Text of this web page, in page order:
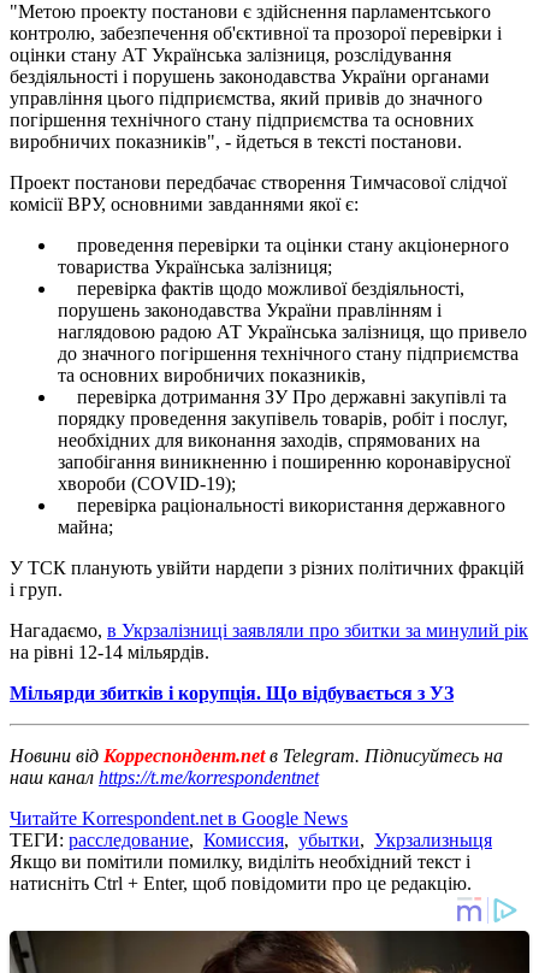
"Метою проекту постанови є здійснення парламентського
контролю, забезпечення об'єктивної та прозорої перевірки і
оцінки стану АТ Українська залізниця, розслідування
бездіяльності і порушень законодавства України органами
управління цього підприємства, який привів до значного
погіршення технічного стану підприємства та основних
виробничих показників", - йдеться в тексті постанови.
Проект постанови передбачає створення Тимчасової слідчої
комісії ВРУ, основними завданнями якої є:
проведення перевірки та оцінки стану акціонерного
товариства Українська залізниця;
перевірка фактів щодо можливої ​​бездіяльності,
порушень законодавства України правлінням і
наглядовою радою АТ Українська залізниця, що привело
до значного погіршення технічного стану підприємства
та основних виробничих показників,
перевірка дотримання ЗУ Про державні закупівлі та
порядку проведення закупівель товарів, робіт і послуг,
необхідних для виконання заходів, спрямованих на
запобігання виникненню і поширенню коронавірусної
хвороби (COVID-19);
перевірка раціональності використання державного
майна;
У ТСК планують увійти нардепи з різних політичних фракцій
і груп.
Нагадаємо, в Укрзалізниці заявляли про збитки за минулий рік
на рівні 12-14 мільярдів.
Мільярди збитків і корупція. Що відбувається з УЗ
Новини від Корреспондент.netв Telegram. Підписуйтесь на
наш канал https://t.me/korrespondentnet
Читайте Korrespondent.net в Google News
ТЕГИ: расследование, Комиссия, убытки, Укрзализныця
Якщо ви помітили помилку, виділіть необхідний текст і
натисніть Ctrl + Enter, щоб повідомити про це редакцію.